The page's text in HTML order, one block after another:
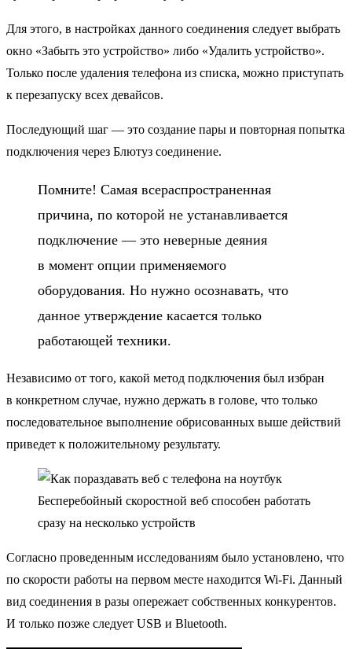
Для этого, в настройках данного соединения следует выбрать
окно «Забыть это устройство» либо «Удалить устройство».
Только после удаления телефона из списка, можно приступать
к перезапуску всех девайсов.
Последующий шаг — это создание пары и повторная попытка
подключения через Блютуз соединение.
Помните! Самая всераспространенная
причина, по которой не устанавливается
подключение — это неверные деяния
в момент опции применяемого
оборудования. Но нужно осознавать, что
данное утверждение касается только
работающей техники.
Независимо от того, какой метод подключения был избран
в конкретном случае, нужно держать в голове, что только
последовательное выполнение обрисованных выше действий
приведет к положительному результату.
Бесперебойный скоростной веб способен работать
сразу на несколько устройств
Согласно проведенным исследованиям было установлено, что
по скорости работы на первом месте находится Wi-Fi. Данный
вид соединения в разы опережает собственных конкурентов.
И только позже следует USB и Bluetooth.